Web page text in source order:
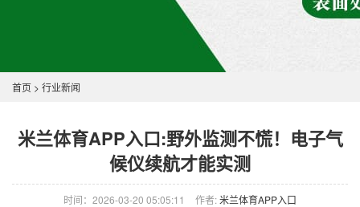
首页 > 行业新闻
米兰体育APP入口:野外监测不慌！电子气
候仪续航才能实测
时间：2026-03-20 05:05:11 作者:米兰体育APP入口